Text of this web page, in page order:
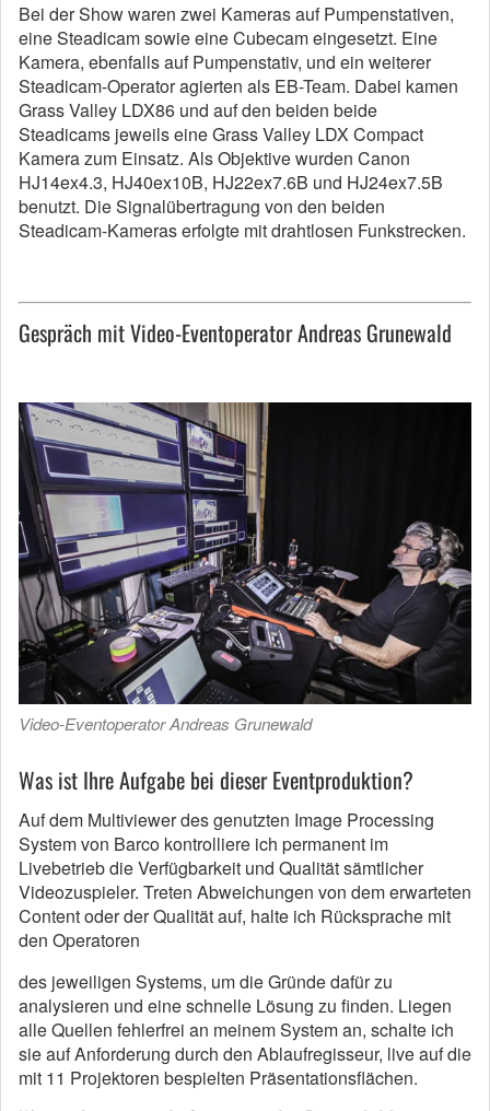
Bei der Show waren zwei Kameras auf Pumpenstativen,
eine Steadicam sowie eine Cubecam eingesetzt. Eine
Kamera, ebenfalls auf Pumpenstativ, und ein weiterer
Steadicam-Operator agierten als EB-Team. Dabei kamen
Grass Valley LDX86 und auf den beiden beide
Steadicams jeweils eine Grass Valley LDX Compact
Kamera zum Einsatz. Als Objektive wurden Canon
HJ14ex4.3, HJ40ex10B, HJ22ex7.6B und HJ24ex7.5B
benutzt. Die Signalübertragung von den beiden
Steadicam-Kameras erfolgte mit drahtlosen Funkstrecken.
Gespräch mit Video-Eventoperator Andreas Grunewald
Video-Eventoperator Andreas Grunewald
Was ist Ihre Aufgabe bei dieser Eventproduktion?
Auf dem Multiviewer des genutzten Image Processing
System von Barco kontrolliere ich permanent im
Livebetrieb die Verfügbarkeit und Qualität sämtlicher
Videozuspieler. Treten Abweichungen von dem erwarteten
Content oder der Qualität auf, halte ich Rücksprache mit
den Operatoren
des jeweiligen Systems, um die Gründe dafür zu
analysieren und eine schnelle Lösung zu finden. Liegen
alle Quellen fehlerfrei an meinem System an, schalte ich
sie auf Anforderung durch den Ablaufregisseur, live auf die
mit 11 Projektoren bespielten Präsentationsflächen.